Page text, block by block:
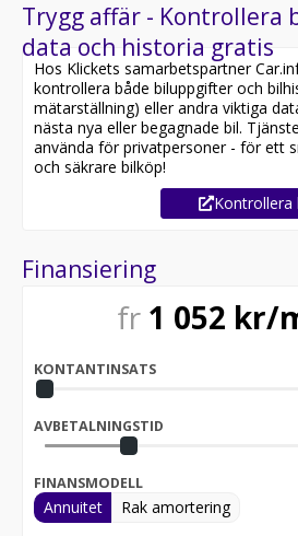
Trygg affär - Kontrollera
data och historia gratis
Hos Klickets samarbetspartner
kontrollera både biluppgifter och
mätarställning) eller andra viktiga
nästa nya eller begagnade bil.
använda för privatpersoner - för ett
och säkrare bilköp!
Kontrollera
Finansiering
fr 1 052 kr/
KONTANTINSATS
AVBETALNINGSTID
FINANSMODELL
Annuitet Rak amortering